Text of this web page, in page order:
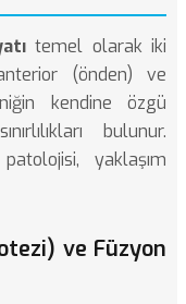
temel olarak iki
(önden) ve
kendine özgü
bulunur.
yaklaşım
ve Füzyon